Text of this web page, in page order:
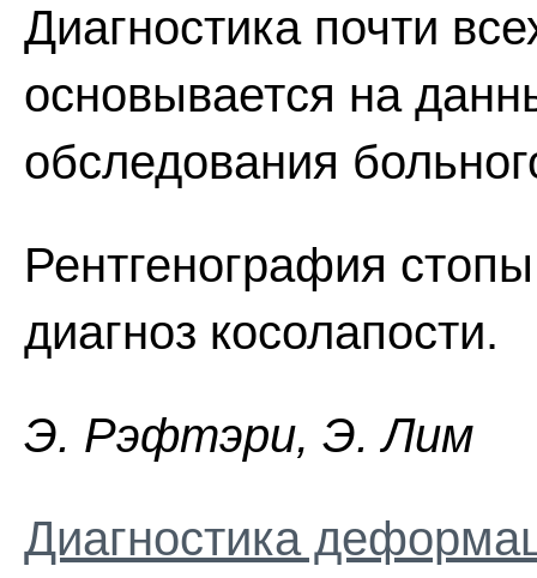
Диагностика почти
основывается на
обследования
Рентгенография
диагноз косолапости.
Э. Pэфтэpи, Э. Лим
Диагностика